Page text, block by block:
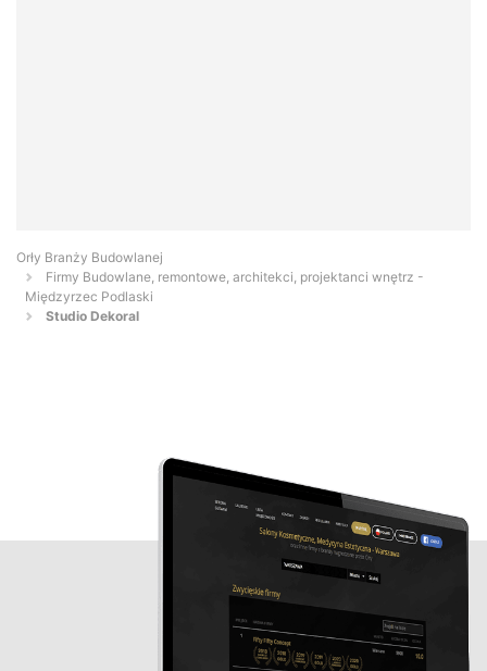
Orły Branży Budowlanej
Firmy Budowlane, remontowe, architekci, projektanci wnętrz -
Międzyrzec Podlaski
Studio Dekoral